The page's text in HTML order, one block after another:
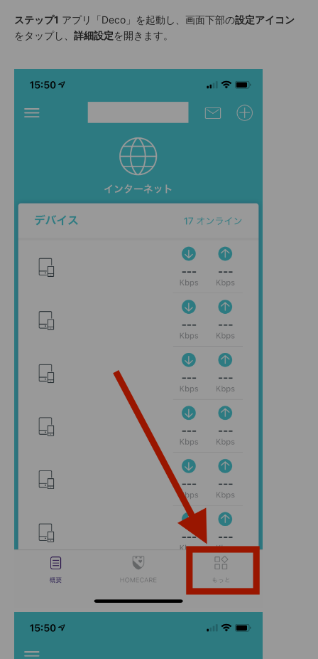
ステップ1 アプリ「Deco」を起動し、画面下部の設定アイコン
をタップし、 詳細設定を開きます。